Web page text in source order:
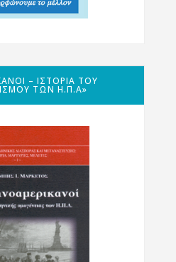
– ΙΣΤΟΡΊΑ ΤΟΥ
ΤΩΝ Η.Π.Α»